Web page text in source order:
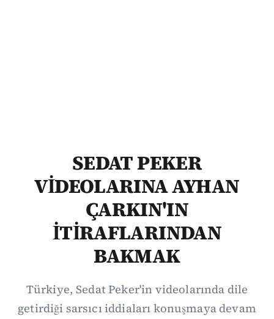
SEDAT PEKER
VİDEOLARINA AYHAN
ÇARKIN'IN
İTİRAFLARINDAN
BAKMAK
Türkiye, Sedat Peker'in videolarında dile
getirdiği sarsıcı iddiaları konuşmaya devam